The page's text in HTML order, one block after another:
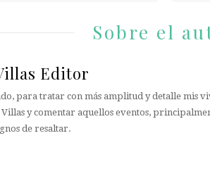
Sobre el
Editor
para tratar con más amplitud y detalle mis
Villas y comentar aquellos eventos,
de resaltar.